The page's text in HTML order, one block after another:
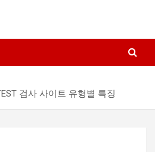
검사 사이트 유형별 특징